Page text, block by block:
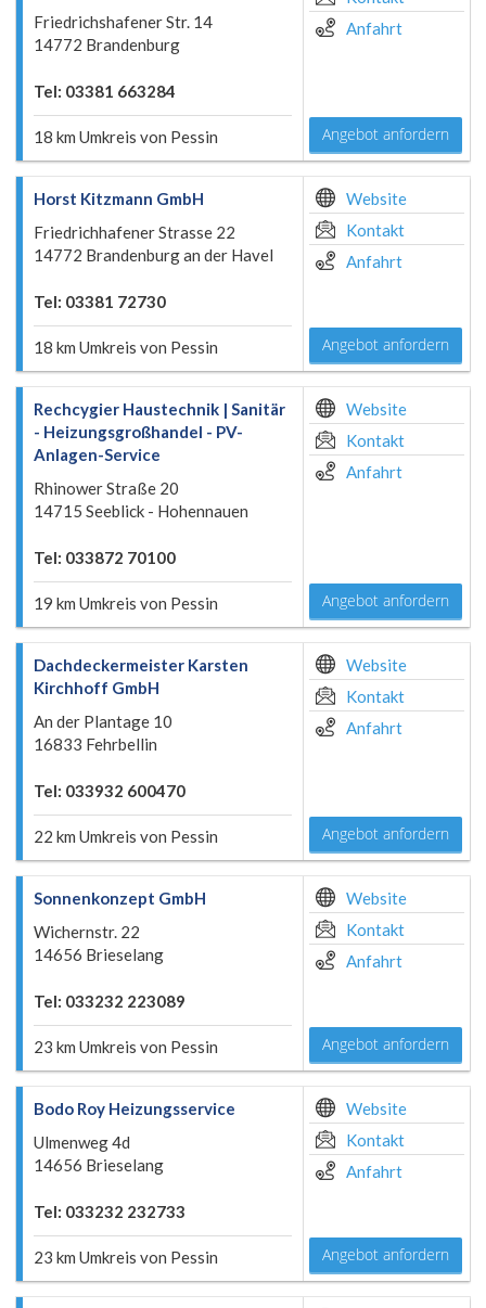
Friedrichshafener Str. 14
14772 Brandenburg
Tel: 03381 663284
18 km Umkreis von Pessin
Anfahrt
Angebot anfordern
Horst Kitzmann GmbH
Friedrichhafener Strasse 22
14772 Brandenburg an der Havel
Tel: 03381 72730
18 km Umkreis von Pessin
Website
Kontakt
Anfahrt
Angebot anfordern
Rechcygier Haustechnik | Sanitär
- Heizungsgroßhandel - PV-
Anlagen-Service
Rhinower Straße 20
14715 Seeblick - Hohennauen
Tel: 033872 70100
19 km Umkreis von Pessin
Website
Kontakt
Anfahrt
Angebot anfordern
Dachdeckermeister Karsten
Kirchhoff GmbH
An der Plantage 10
16833 Fehrbellin
Tel: 033932 600470
22 km Umkreis von Pessin
Website
Kontakt
Anfahrt
Angebot anfordern
Sonnenkonzept GmbH
Wichernstr. 22
14656 Brieselang
Tel: 033232 223089
23 km Umkreis von Pessin
Website
Kontakt
Anfahrt
Angebot anfordern
Bodo Roy Heizungsservice
Ulmenweg 4d
14656 Brieselang
Tel: 033232 232733
23 km Umkreis von Pessin
Website
Kontakt
Anfahrt
Angebot anfordern